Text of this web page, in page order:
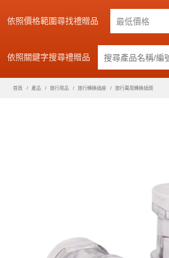
依照價格範圍尋找禮贈品
依照關鍵字搜尋禮贈品
首頁 產品 旅行用品 旅行轉換插座 旅行萬用轉換插頭